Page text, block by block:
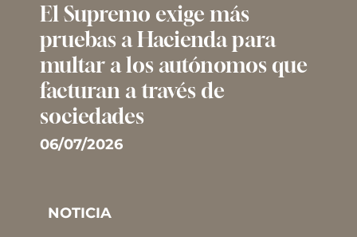
El Supremo exige más
pruebas a Hacienda para
multar a los autónomos que
facturan a través de
sociedades
06/07/2026
NOTICIA